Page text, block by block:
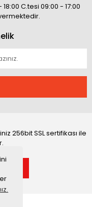
C.tesi 09:00 - 17:00
256bit SSL sertifikası ile